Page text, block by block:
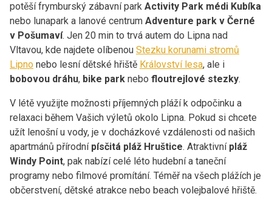
potěší frymburský zábavní park Activity Park médi Kubíka
nebo lunapark a lanové centrum Adventure park v Černé
v Pošumaví. Jen 20 min to trvá autem do Lipna nad
Vltavou, kde najdete olíbenou Stezku korunami stromů
Lipno nebo lesní dětské hřiště Království lesa, ale i
bobovou dráhu, bike park nebo floutrejlové stezky.
V létě využijte možnosti příjemných pláží k odpočinku a
relaxaci během Vašich výletů okolo Lipna. Pokud si chcete
užít lenošní u vody, je v docházkové vzdálenosti od našich
apartmánů přírodní písčitá pláž Hruštice. Atraktivní pláž
Windy Point, pak nabízí celé léto hudební a taneční
programy nebo filmové promítání. Téměř na všech plážích je
občerstvení, dětské atrakce nebo beach volejbalové hřiště.